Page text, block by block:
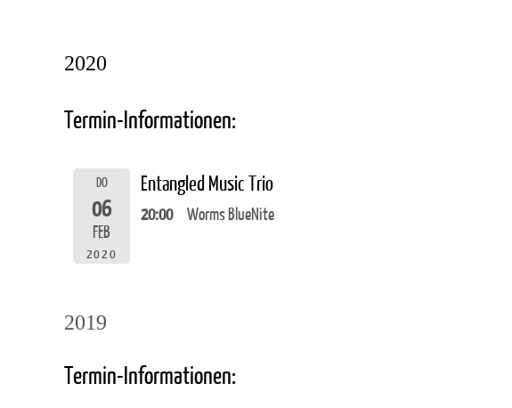
2020
Termin-Informationen:
DO
06
FEB
2020
Entangled Music Trio
20:00 Worms BlueNite
2019
Termin-Informationen: